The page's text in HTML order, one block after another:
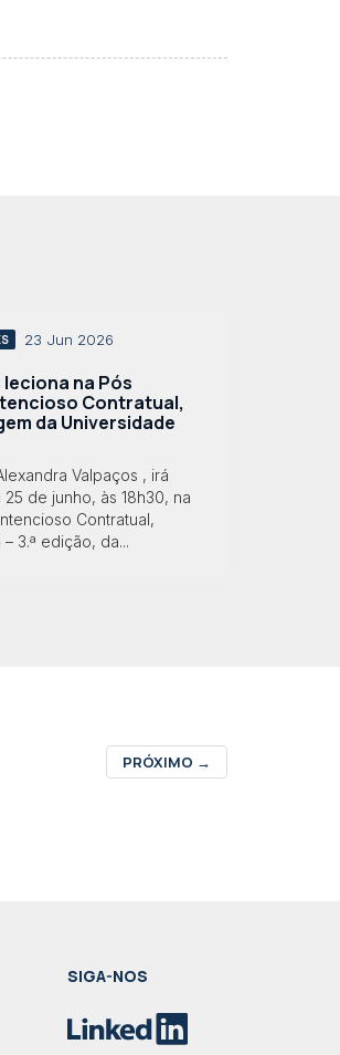
23 Jun 2026
na Pós
Contratual,
da Universidade
Valpaços , irá
de junho, às 18h30, na
Contratual,
3.ª edição, da...
PRÓXIMO →
SIGA-NOS